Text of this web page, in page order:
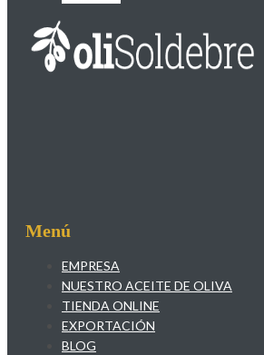
Menú
EMPRESA
NUESTRO ACEITE DE OLIVA
TIENDA ONLINE
EXPORTACIÓN
BLOG